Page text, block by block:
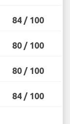
84 / 100
80 / 100
80 / 100
84 / 100